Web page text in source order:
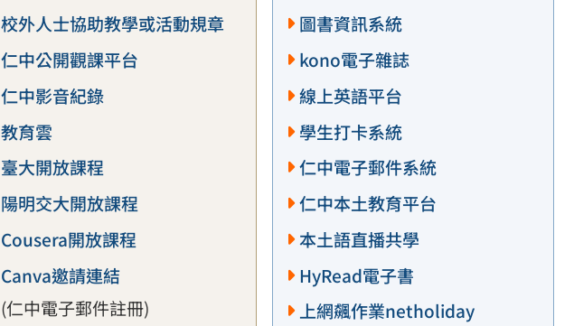
校外人士協助教學或活動規章
仁中公開觀課平台
仁中影音紀錄
教育雲
臺大開放課程
陽明交大開放課程
Cousera開放課程
Canva邀請連結
(仁中電子郵件註冊)
圖書資訊系統
kono電子雜誌
線上英語平台
學生打卡系統
仁中電子郵件系統
仁中本土教育平台
本土語直播共學
HyRead電子書
上網飆作業netholiday